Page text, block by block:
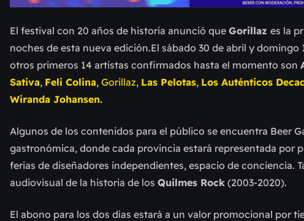
El festival con 20 años de historia anunció que Gorillaz es la
noches de esta nueva edición.El sábado 30 de abril y
otros primeros 14 artistas confirmados hasta el momento son
Sativa, Feli Colina, Gorillaz, Las Pelotas, Los Auténticos
Wiranda Johansen.
Algunos de los contenidos para el público se encuentra Beer
gastronómica, donde cada provincia estará representada por
ferias de diseñadores independientes, espacio de conciencia.
audiovisual de la historia de los Quilmes Rock (2003-2020).
El abono para los dos días estará a un valor promocional por